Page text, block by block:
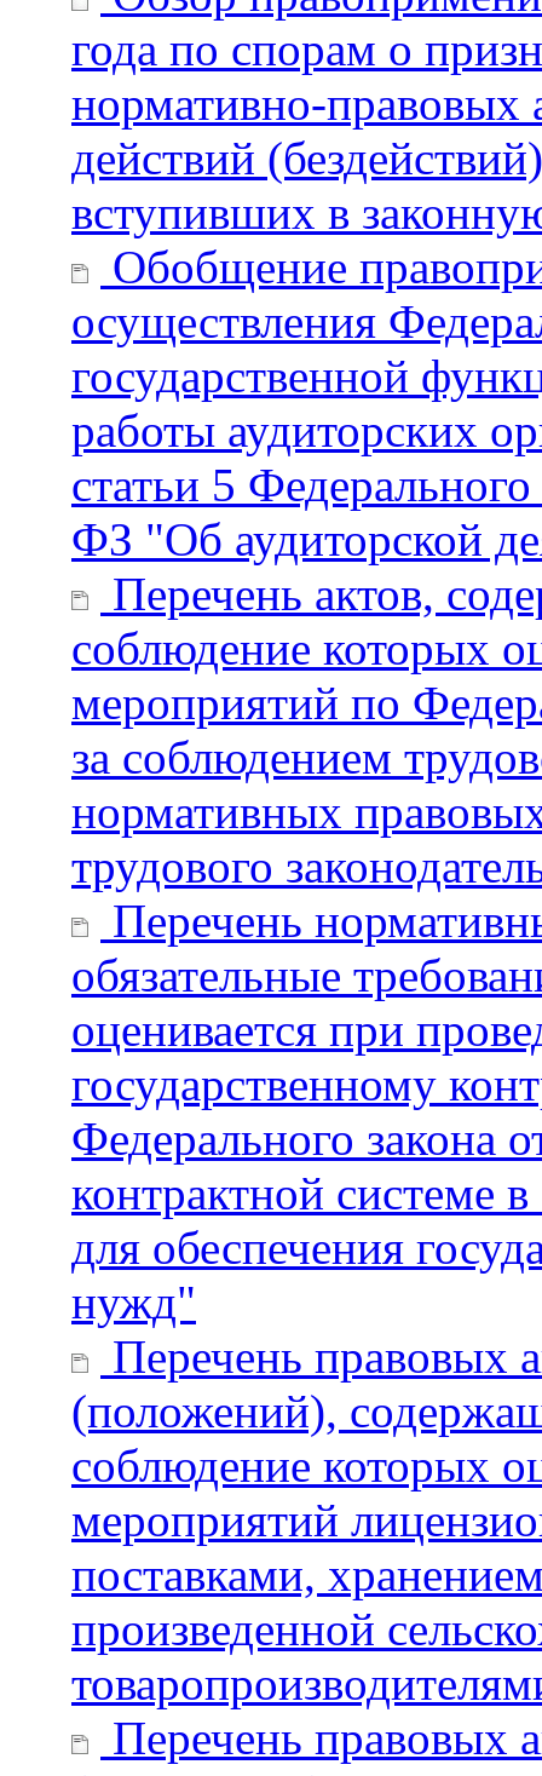
года по спорам о
нормативно-правовых
действий
вступивших в
Обобщение
осуществления
государственной
работы аудиторских
статьи 5
ФЗ "Об аудиторской
Перечень актов,
соблюдение которых
мероприятий по
за соблюдением
нормативных
трудового
Перечень
обязательные
оценивается при
государственному
Федерального закона
контрактной системе
для обеспечения
нужд"
Перечень правовых
(положений),
соблюдение которых
мероприятий
поставками,
произведенной
Перечень правовых